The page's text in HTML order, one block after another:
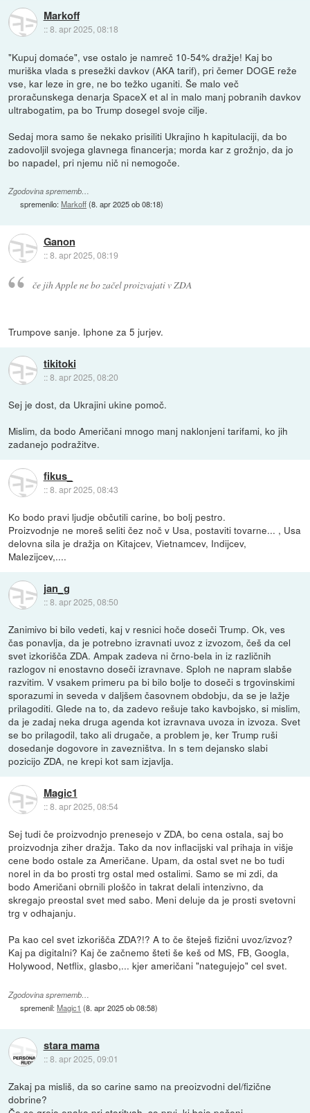
Markoff
::8. apr 2025, 08:18
"Kupuj domaće", vse ostalo je namreč 10-54% dražje! Kaj bo
muriška vlada s presežki davkov (AKA tarif), pri čemer DOGE reže
vse, kar leze in gre, ne bo težko uganiti. Še malo več
proračunskega denarja SpaceX et al in malo manj pobranih davkov
ultrabogatim, pa bo Trump dosegel svoje cilje.
Sedaj mora samo še nekako prisiliti Ukrajino h kapitulaciji, da bo
zadovoljil svojega glavnega financerja; morda kar z grožnjo, da jo
bo napadel, pri njemu nič ni nemogoče.
Zgodovina sprememb…
spremenilo:Markoff(8. apr 2025 ob 08:18)
Ganon
::8. apr 2025, 08:19
če jih Apple ne bo začel proizvajati v ZDA
Trumpove sanje. Iphone za 5 jurjev.
tikitoki
::8. apr 2025, 08:20
Sej je dost, da Ukrajini ukine pomoč.
Mislim, da bodo Američani mnogo manj naklonjeni tarifami, ko jih
zadanejo podražitve.
fikus_
::8. apr 2025, 08:43
Ko bodo pravi ljudje občutili carine, bo bolj pestro.
Proizvodnje ne moreš seliti čez noč v Usa, postaviti tovarne... , Usa
delovna sila je dražja on Kitajcev, Vietnamcev, Indijcev,
Malezijcev,....
jan_g
::8. apr 2025, 08:50
Zanimivo bi bilo vedeti, kaj v resnici hoče doseči Trump. Ok, ves
čas ponavlja, da je potrebno izravnati uvoz z izvozom, češ da cel
svet izkorišča ZDA. Ampak zadeva ni črno-bela in iz različnih
razlogov ni enostavno doseči izravnave. Sploh ne napram slabše
razvitim. V vsakem primeru pa bi bilo bolje to doseči s trgovinskimi
sporazumi in seveda v daljšem časovnem obdobju, da se je lažje
prilagoditi. Glede na to, da zadevo rešuje tako kavbojsko, si mislim,
da je zadaj neka druga agenda kot izravnava uvoza in izvoza. Svet
se bo prilagodil, tako ali drugače, a problem je, ker Trump ruši
dosedanje dogovore in zavezništva. In s tem dejansko slabi
pozicijo ZDA, ne krepi kot sam izjavlja.
Magic1
::8. apr 2025, 08:54
Sej tudi če proizvodnjo prenesejo v ZDA, bo cena ostala, saj bo
proizvodnja ziher dražja. Tako da nov inflacijski val prihaja in višje
cene bodo ostale za Američane. Upam, da ostal svet ne bo tudi
norel in da bo prosti trg ostal med ostalimi. Samo se mi zdi, da
bodo Američani obrnili ploščo in takrat delali intenzivno, da
skregajo preostal svet med sabo. Meni deluje da je prosti svetovni
trg v odhajanju.
Pa kao cel svet izkorišča ZDA?!? A to če šteješ fizični uvoz/izvoz?
Kaj pa digitalni? Kaj če začnemo šteti še keš od MS, FB, Googla,
Holywood, Netflix, glasbo,... kjer američani "nategujejo" cel svet.
Zgodovina sprememb…
spremenil:Magic1 (8. apr 2025 ob 08:58)
stara mama
::8. apr 2025, 09:01
Zakaj pa misliš, da so carine samo na preoizvodni del/fizične
dobrine?